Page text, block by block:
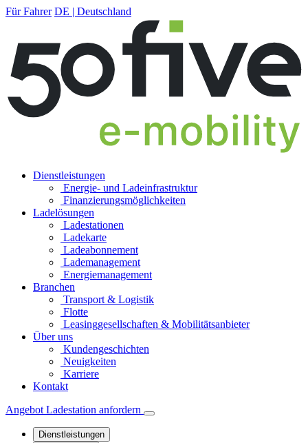
Für Fahrer DE | Deutschland
Dienstleistungen
Energie- und Ladeinfrastruktur
Finanzierungs­möglichkeiten
Ladelösungen
Ladestationen
Ladekarte
Ladeabonnement
Lademanagement
Energiemanagement
Branchen
Transport & Logistik
Flotte
Leasinggesellschaften & Mobilitätsanbieter
Über uns
Kundengeschichten
Neuigkeiten
Karriere
Kontakt
Angebot Ladestation anfordern
Dienstleistungen